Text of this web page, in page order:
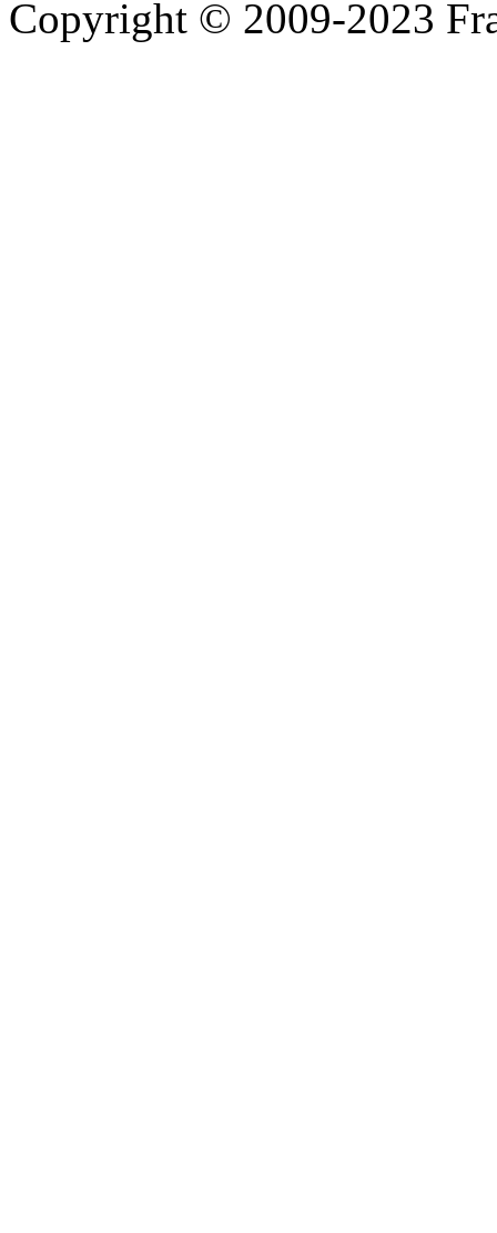
Copyright © 2009-2023